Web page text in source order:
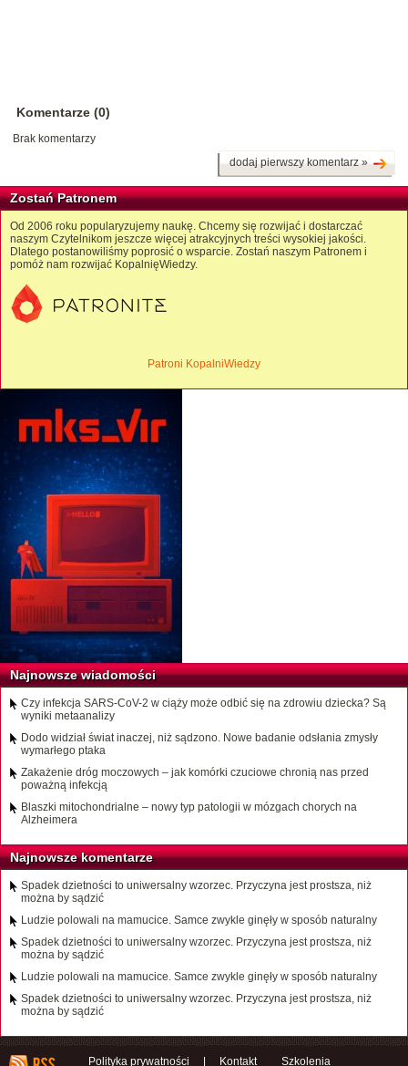
Komentarze (0)
Brak komentarzy
dodaj pierwszy komentarz »
Zostań Patronem
Od 2006 roku popularyzujemy naukę. Chcemy się rozwijać i dostarczać
naszym Czytelnikom jeszcze więcej atrakcyjnych treści wysokiej jakości.
Dlatego postanowiliśmy poprosić o wsparcie. Zostań naszym Patronem i
pomóż nam rozwijać KopalnięWiedzy.
Patroni KopalniWiedzy
Najnowsze wiadomości
Czy infekcja SARS-CoV-2 w ciąży może odbić się na zdrowiu dziecka? Są
wyniki metaanalizy
Dodo widział świat inaczej, niż sądzono. Nowe badanie odsłania zmysły
wymarłego ptaka
Zakażenie dróg moczowych – jak komórki czuciowe chronią nas przed
poważną infekcją
Blaszki mitochondrialne – nowy typ patologii w mózgach chorych na
Alzheimera
Najnowsze komentarze
Spadek dzietności to uniwersalny wzorzec. Przyczyna jest prostsza, niż
można by sądzić
Ludzie polowali na mamucice. Samce zwykle ginęły w sposób naturalny
Spadek dzietności to uniwersalny wzorzec. Przyczyna jest prostsza, niż
można by sądzić
Ludzie polowali na mamucice. Samce zwykle ginęły w sposób naturalny
Spadek dzietności to uniwersalny wzorzec. Przyczyna jest prostsza, niż
można by sądzić
Polityka prywatności Kontakt Szkolenia